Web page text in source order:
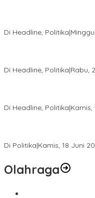
Di Headline, Politika|
Di Headline, Politika|Rabu,
Di Headline, Politika|Kamis,
Di Politika|Kamis, 18 Juni
Olahraga